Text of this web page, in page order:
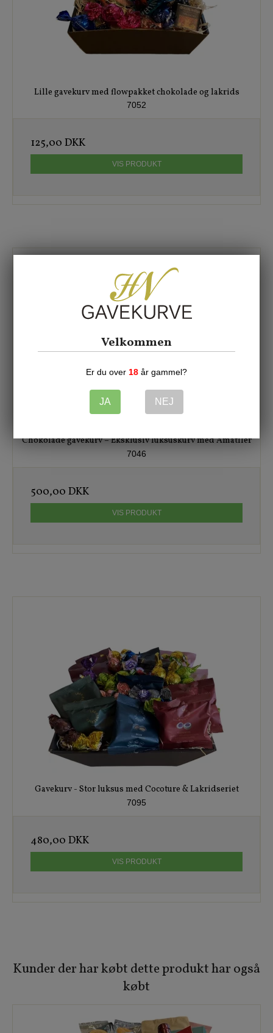
Lille gavekurv med flowpakket chokolade og lakrids
7052
125,00 DKK
VIS PRODUKT
Chokolade gavekurv – Eksklusiv luksuskurv med Amatller
7046
500,00 DKK
VIS PRODUKT
Gavekurv - Stor luksus med Cocoture & Lakridseriet
7095
480,00 DKK
VIS PRODUKT
Kunder der har købt dette produkt har også
købt
Velkommen
Er du over 18 år gammel?
JA NEJ